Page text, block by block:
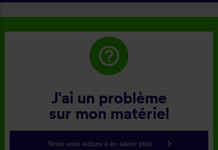
help_outline
J'ai un problème
sur mon matériel
Nous vous aidons à en savoir plus keyboard_arrow_right